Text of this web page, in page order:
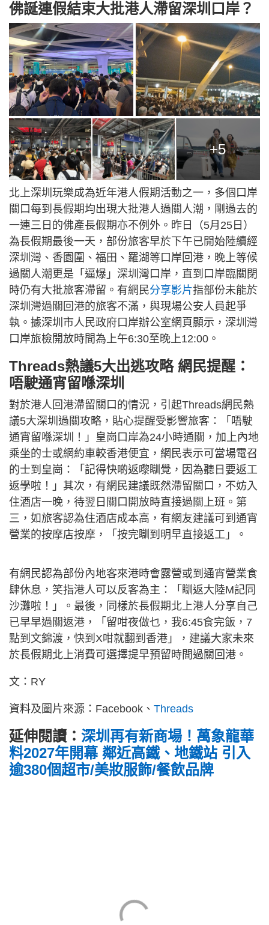
佛誕連假結束大批港人滯留深圳口岸？
+5
北上深圳玩樂成為近年港人假期活動之一，多個口岸
關口每到長假期均出現大批港人過關人潮，剛過去的
一連三日的佛產長假期亦不例外。昨日（5月25日）
為長假期最後一天，部份旅客早於下午已開始陸續經
深圳灣、香園圍、福田、羅湖等口岸回港，晚上等候
過關人潮更是「逼爆」深圳灣口岸，直到口岸臨關閉
時仍有大批旅客滯留。有網民分享影片指部份未能於
深圳灣過關回港的旅客不滿，與現場公安人員起爭
執。據深圳市人民政府口岸辦公室網頁顯示，深圳灣
口岸旅檢開放時間為上午6:30至晚上12:00。
Threads熱議5大出逃攻略 網民提醒：
唔駛通宵留喺深圳
對於港人回港滯留關口的情況，引起Threads網民熱
議5大深圳過關攻略，貼心提醒受影響旅客：「唔駛
通宵留喺深圳！」皇崗口岸為24小時通關，加上內地
乘坐的士或網約車較香港便宜，網民表示可當場電召
的士到皇崗：「記得快啲返嚟瞓覺，因為聽日要返工
返學啦！」其次，有網民建議既然滯留關口，不妨入
住酒店一晚，待翌日關口開放時直接過關上班。第
三，如旅客認為住酒店成本高，有網友建議可到通宵
營業的按摩店按摩，「按完瞓到明早直接返工」。
有網民認為部份內地客來港時會露營或到通宵營業食
肆休息，笑指港人可以反客為主：「瞓返大陸M記同
沙灘啦！」。最後，同樣於長假期北上港人分享自己
已早早過關返港，「留咁夜做乜，我6:45食完飯，7
點到文錦渡，快到X咁就翻到香港」，建議大家未來
於長假期北上消費可選擇提早預留時間過關回港。
文：RY
資料及圖片來源：Facebook、 Threads
延伸閱讀： 深圳再有新商場！萬象龍華
料2027年開幕 鄰近高鐵、地鐵站 引入
逾380個超市/美妝服飾/餐飲品牌